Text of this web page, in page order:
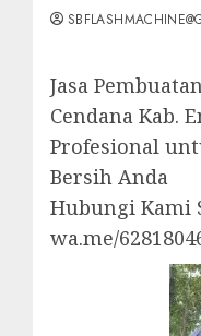
Jasa
Cendana Kab.
Profesional
Bersih Anda
Hubungi Kami
wa.me/